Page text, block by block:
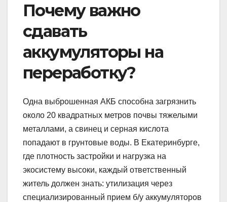
Почему важно
сдавать
аккумуляторы на
переработку?
Одна выброшенная АКБ способна загрязнить
около 20 квадратных метров почвы тяжелыми
металлами, а свинец и серная кислота
попадают в грунтовые воды. В Екатеринбурге,
где плотность застройки и нагрузка на
экосистему высоки, каждый ответственный
житель должен знать: утилизация через
специализированный прием б/у аккумуляторов